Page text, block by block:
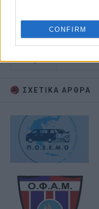
CONFIRM
ΣΧΕΤΙΚA AΡΘΡΑ